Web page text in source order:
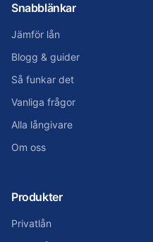
Snabblänkar
Jämför lån
Blogg & guider
Så funkar det
Vanliga frågor
Alla långivare
Om oss
Produkter
Privatlån